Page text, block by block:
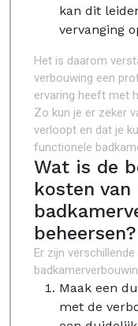
kan dit
vervanging
Het is daarom
verbouwing een
ervaring heeft met
Zo kun je er zeker
verloopt en dat je
functionele
Wat is de
kosten van
beheersen?
Er zijn
Maak een
met de